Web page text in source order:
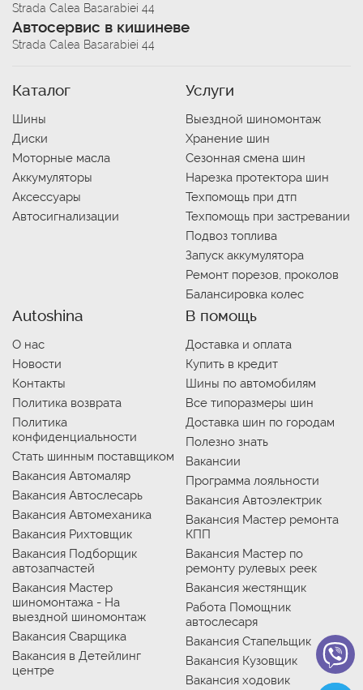
Strada Calea Basarabiei 44
Автосервис в кишиневе
Strada Calea Basarabiei 44
Каталог
Шины
Диски
Моторные масла
Аккумуляторы
Аксессуары
Автосигнализации
Услуги
Выездной шиномонтаж
Хранение шин
Сезонная смена шин
Нарезка протектора шин
Техпомощь при дтп
Техпомощь при застревании
Подвоз топлива
Запуск аккумулятора
Ремонт порезов, проколов
Балансировка колес
Autoshina
О нас
Новости
Контакты
Политика возврата
Политика
конфиденциальности
Стать шинным поставщиком
Вакансия Автомаляр
Вакансия Автослесарь
Вакансия Автомеханика
Вакансия Рихтовщик
Вакансия Подборщик
автозапчастей
Вакансия Мастер
шиномонтажа - На
выездной шиномонтаж
Вакансия Сварщика
Вакансия в Детейлинг
центре
В помощь
Доставка и оплата
Купить в кредит
Шины по автомобилям
Все типоразмеры шин
Доставка шин по городам
Полезно знать
Вакансии
Программа лояльности
Вакансия Автоэлектрик
Вакансия Мастер ремонта
КПП
Вакансия Мастер по
ремонту рулевых реек
Вакансия жестянщик
Работа Помощник
автослесаря
Вакансия Стапельщик
Вакансия Кузовщик
Вакансия ходовик